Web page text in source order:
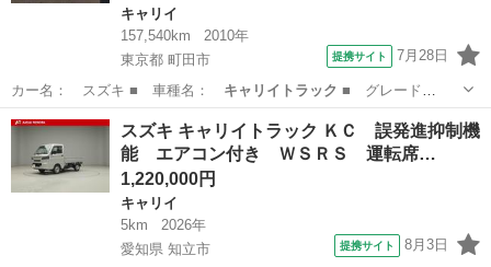
キャリイ
157,540km
2010年
東京都 町田市
提携サイト 7月28日
カー名： スズキ ■ 車種名： キャリイトラック ■ グレード
名： エアコパワ…
東京 町田市 キャリイ
スズキ キャリイトラック ＫＣ 誤発進抑制機
能 エアコン付き ＷＳＲＳ 運転席…
1,220,000円
キャリイ
5km
2026年
愛知県 知立市
提携サイト 8月3日